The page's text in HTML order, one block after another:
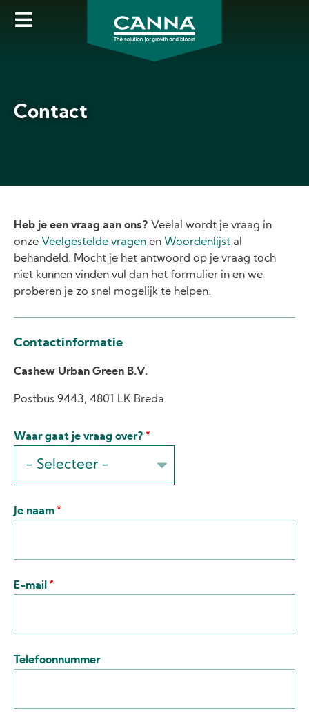
Skip
Contact
Heb je een vraag aan ons? Veelal wordt je vraag in
onze Veelgestelde vragen en Woordenlijst al
behandeld. Mocht je het antwoord op je vraag toch
niet kunnen vinden vul dan het formulier in en we
proberen je zo snel mogelijk te helpen.
Contactinformatie
Cashew Urban Green B.V.
Postbus 9443, 4801 LK Breda
Waar gaat je vraag over?
Je naam
E-mail
Telefoonnummer